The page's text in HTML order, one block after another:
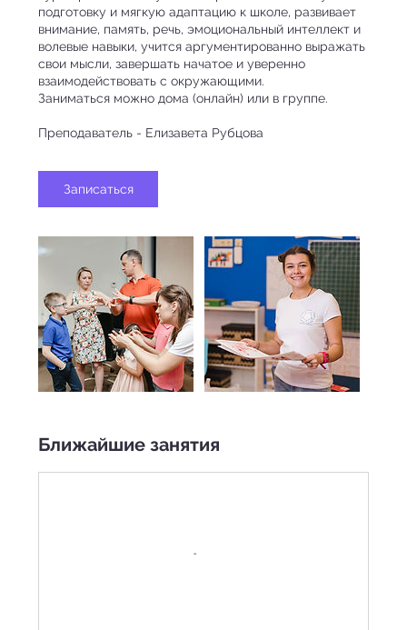
подготовку и мягкую адаптацию к школе, развивает
внимание, память, речь, эмоциональный интеллект и
волевые навыки, учится аргументированно выражать
свои мысли, завершать начатое и уверенно
взаимодействовать с окружающими.
Заниматься можно дома (онлайн) или в группе.
Преподаватель - Елизавета Рубцова
Записаться
Ближайшие занятия